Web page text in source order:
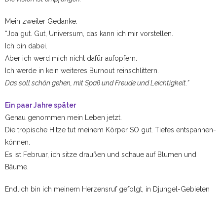
Mein zweiter Gedanke:
“Joa gut. Gut, Universum, das kann ich mir vorstellen.
Ich bin dabei.
Aber ich werd mich nicht dafür aufopfern.
Ich werde in kein weiteres Burnout reinschlittern.
Das soll schön gehen, mit Spaß und Freude und Leichtigkeit.”
Ein paar Jahre später
Genau genommen mein Leben jetzt.
Die tropische Hitze tut meinem Körper SO gut. Tiefes entspannen-
können.
Es ist Februar, ich sitze draußen und schaue auf Blumen und
Bäume.
Endlich bin ich meinem Herzensruf gefolgt, in Djungel-Gebieten